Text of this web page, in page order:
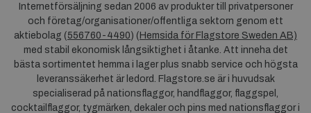
Internetförsäljning sedan 2006 av produkter till privatpersoner
och företag/organisationer/offentliga sektorn genom ett
aktiebolag (556760-4490) ( Hemsida för Flagstore Sweden AB)
med stabil ekonomisk långsiktighet i åtanke. Att inneha det
bästa sortimentet hemma i lager plus snabb service och högsta
leveranssäkerhet är ledord. Flagstore.se är i huvudsak
specialiserad på nationsflaggor, handflaggor, flaggspel,
cocktailflaggor, tygmärken, dekaler och pins med nationsflaggor i